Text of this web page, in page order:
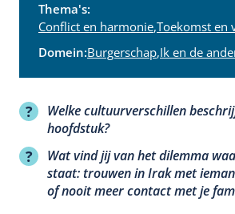
Thema's:
Conflict en harmonie,Toekomst en
Domein:Burgerschap,Ik en de
Welke cultuurverschillen
hoofdstuk?
Wat vind jij van het dilemma
staat: trouwen in Irak met
of nooit meer contact met je